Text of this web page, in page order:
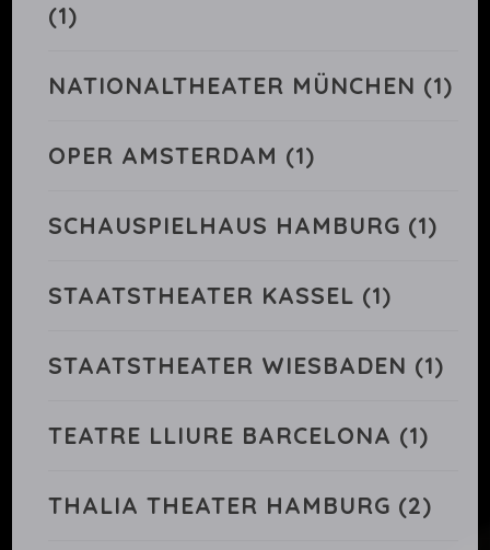
(1)
NATIONALTHEATER MÜNCHEN (1)
OPER AMSTERDAM (1)
SCHAUSPIELHAUS HAMBURG (1)
STAATSTHEATER KASSEL (1)
STAATSTHEATER WIESBADEN (1)
TEATRE LLIURE BARCELONA (1)
THALIA THEATER HAMBURG (2)